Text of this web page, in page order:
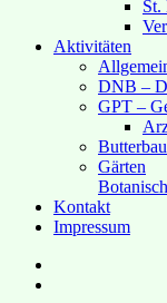
St.
Aktivitäten
DNB –
GPT –
Gärten
Kontakt
Impressum